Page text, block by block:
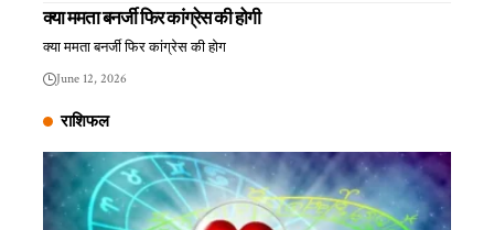
क्या ममता बनर्जी फिर कांग्रेस की होगी
क्या ममता बनर्जी फिर कांग्रेस की होग
June 12, 2026
राशिफल